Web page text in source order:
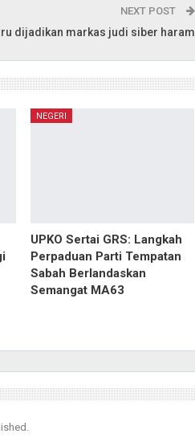
NEXT POST
dijadikan markas judi siber haram
NEGERI
UPKO Sertai GRS: Langkah
Perpaduan Parti Tempatan
Sabah Berlandaskan
Semangat MA63